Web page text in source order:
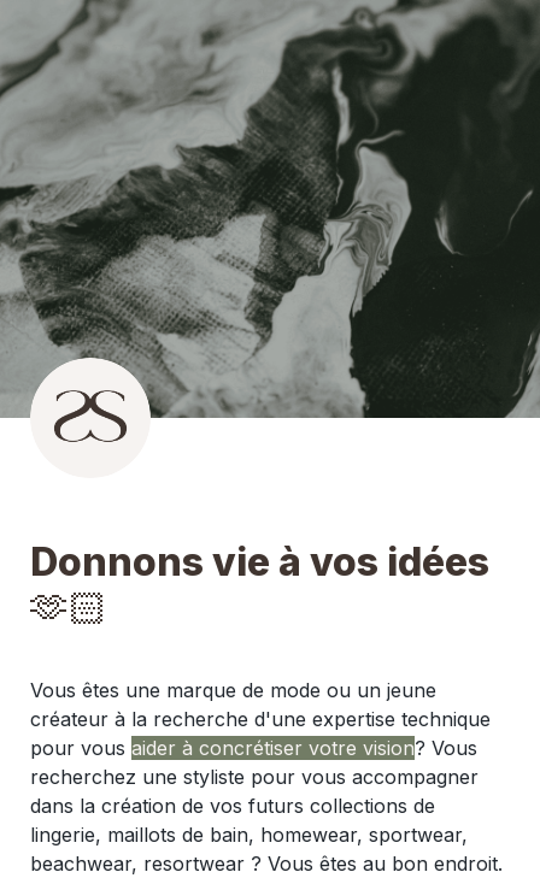
🫶🏻
Vous êtes une marque de mode ou un jeune
créateur à la recherche d'une expertise technique
pour vous aider à concrétiser votre vision? Vous
recherchez une styliste pour vous accompagner
lingerie, maillots de bain, homewear, sportwear,
beachwear, resortwear ? Vous êtes au bon endroit.